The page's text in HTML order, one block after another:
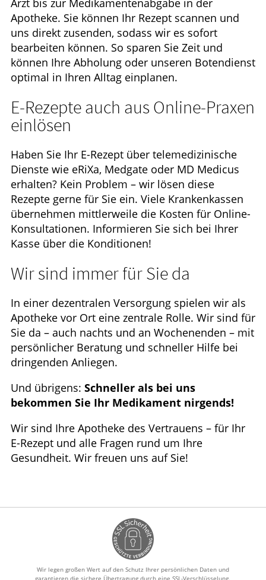
Arzt bis zur Medikamentenabgabe in der
Apotheke. Sie können Ihr Rezept scannen und
uns direkt zusenden, sodass wir es sofort
bearbeiten können. So sparen Sie Zeit und
können Ihre Abholung oder unseren Botendienst
optimal in Ihren Alltag einplanen.
E-Rezepte auch aus Online-Praxen
einlösen
Haben Sie Ihr E-Rezept über telemedizinische
Dienste wie eRiXa, Medgate oder MD Medicus
erhalten? Kein Problem – wir lösen diese
Rezepte gerne für Sie ein. Viele Krankenkassen
übernehmen mittlerweile die Kosten für Online-
Konsultationen. Informieren Sie sich bei Ihrer
Kasse über die Konditionen!
Wir sind immer für Sie da
In einer dezentralen Versorgung spielen wir als
Apotheke vor Ort eine zentrale Rolle. Wir sind für
Sie da – auch nachts und an Wochenenden – mit
persönlicher Beratung und schneller Hilfe bei
dringenden Anliegen.
Und übrigens: Schneller als bei uns
bekommen Sie Ihr Medikament nirgends!
Wir sind Ihre Apotheke des Vertrauens – für Ihr
E-Rezept und alle Fragen rund um Ihre
Gesundheit. Wir freuen uns auf Sie!
Wir legen großen Wert auf den Schutz Ihrer persönlichen Daten und
garantieren die sichere Übertragung durch eine SSL-Verschlüsselung.